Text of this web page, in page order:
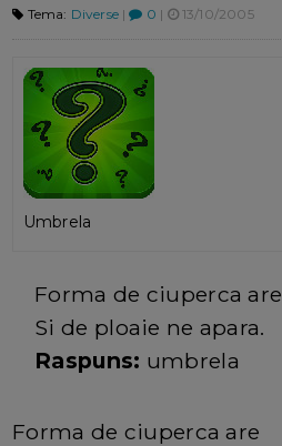
Tema: Diverse| 0 | 13/10/2005
Umbrela
Forma de ciuperca are
Si de ploaie ne apara.
Raspuns: umbrela
Forma de ciuperca are